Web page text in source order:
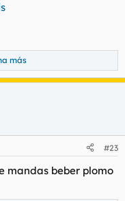
más
#23
mandas beber plomo